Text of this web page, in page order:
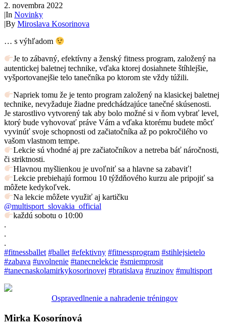
2. novembra 2022
|In Novinky
|By Miroslava Kosorinova
… s výhľadom
Je to zábavný, efektívny a ženský fitness program, založený na
autentickej baletnej technike, vďaka ktorej dosiahnete štíhlejšie,
vyšportovanejšie telo tanečníka po ktorom ste vždy túžili.
Napriek tomu že je tento program založený na klasickej baletnej
technike, nevyžaduje žiadne predchádzajúce tanečné skúsenosti.
Je starostlivo vytvorený tak aby bolo možné si v ňom vybrať level,
ktorý bude vyhovovať práve Vám a vďaka ktorému budete môcť
vyvinúť svoje schopnosti od začiatočníka až po pokročilého vo
vašom vlastnom tempe.
Lekcie sú vhodné aj pre začiatočníkov a netreba báť náročnosti,
či striktnosti.
Hlavnou myšlienkou je uvoľniť sa a hlavne sa zabaviť!
Lekcie prebiehajú formou 10 týždňového kurzu ale pripojiť sa
môžete kedykoľvek.
Na lekcie môžete využiť aj kartičku
@multisport_slovakia_official
každú sobotu o 10:00
.
.
.
#fitnessballet #ballet #efektivny #fitnessprogram #stihlejsietelo
#zabava #uvolnenie #tanecnelekcie #smiemprosit
#tanecnaskolamirkykosorinovej #bratislava #ruzinov #multisport
Ospravedlnenie a nahradenie tréningov
Mirka Kosorínová